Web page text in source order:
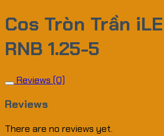
5
quantity
Cos Tròn Trần
RNB 1.25-5
Reviews (0)
Reviews
There are no reviews yet.